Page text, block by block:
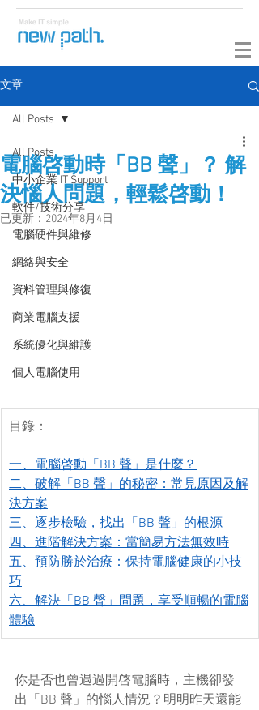
文章
All Posts
中小企業 IT Support
軟件/技術分享
電腦硬件與維修
網絡與安全
資料管理與修復
商業電腦支援
系統優化與維護
個人電腦使用
All Posts
電腦啓動時「BB 聲」？ 解
決惱人問題，輕鬆啓動！
已更新： 2024年8月4日
目錄：
一、電腦啓動「BB 聲」是什麼？
二、破解「BB 聲」的秘密：常見原因及解
決方案
三、逐步檢驗，找出「BB 聲」的根源
四、進階解決方案：當簡易方法無效時
五、預防勝於治療：保持電腦健康的小技
巧
六、解決「BB 聲」問題，享受順暢的電腦
體驗
你是否也曾遇過開啓電腦時，主機卻發
出「BB 聲」的惱人情況？明明昨天還能